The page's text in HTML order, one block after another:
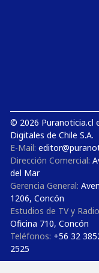
© 2026 Puranoticia.cl
Digitales de Chile S.A.
E-Mail:
Dirección Comercial:
del Mar
Gerencia General:
1206, Concón
Estudios de TV y
Oficina 710, Concón
Teléfonos: +56 32
2525